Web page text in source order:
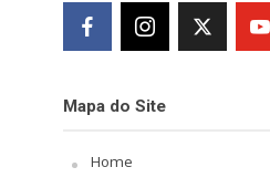
Mapa do Site
Home